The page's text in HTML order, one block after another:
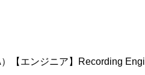
【エンジニア】Recording